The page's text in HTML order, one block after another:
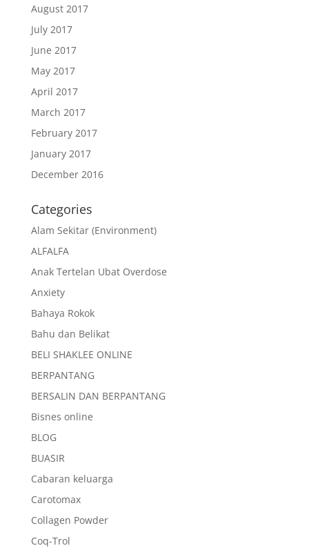
August 2017
July 2017
June 2017
May 2017
April 2017
March 2017
February 2017
January 2017
December 2016
Categories
Alam Sekitar (Environment)
ALFALFA
Anak Tertelan Ubat Overdose
Anxiety
Bahaya Rokok
Bahu dan Belikat
BELI SHAKLEE ONLINE
BERPANTANG
BERSALIN DAN BERPANTANG
Bisnes online
BLOG
BUASIR
Cabaran keluarga
Carotomax
Collagen Powder
Coq-Trol